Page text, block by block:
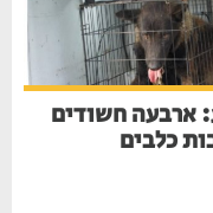
ארבעה חשודים
כלבים